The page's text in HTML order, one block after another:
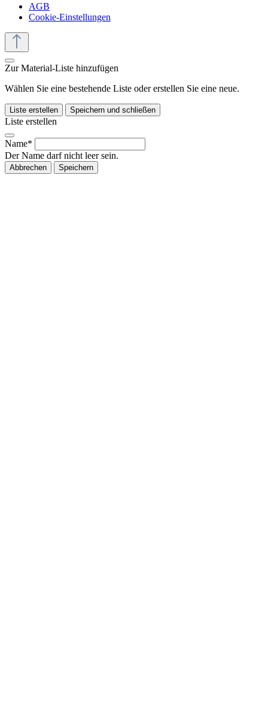
AGB
Cookie-Einstellungen
Zur Material-Liste hinzufügen
Wählen Sie eine bestehende Liste oder erstellen Sie eine neue.
Liste erstellen Speichern und schließen
Liste erstellen
Name*
Der Name darf nicht leer sein.
Abbrechen Speichern